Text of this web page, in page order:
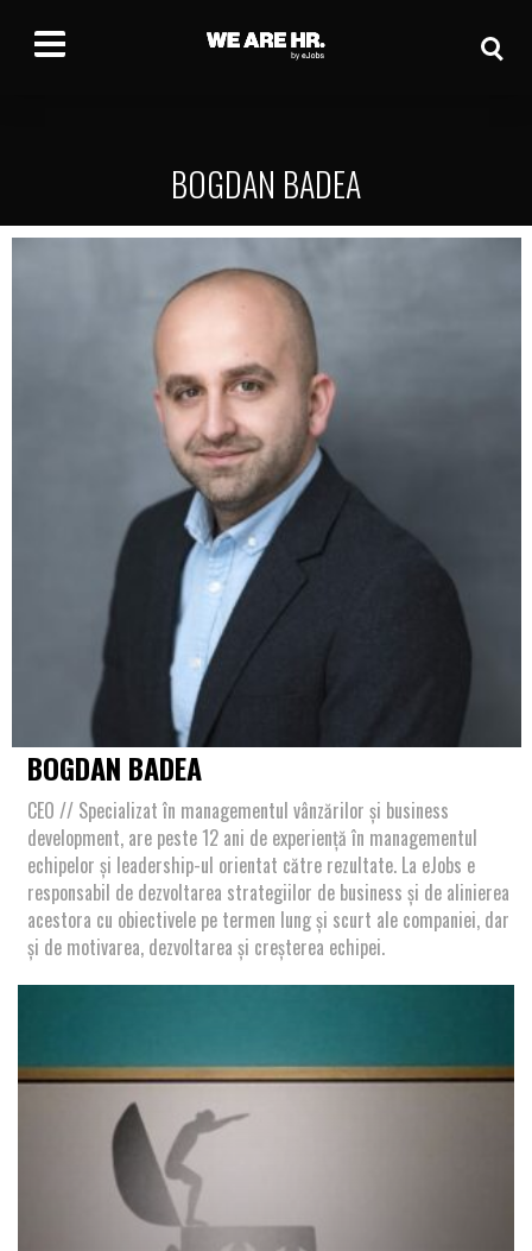
BOGDAN BADEA
BOGDAN BADEA
CEO // Specializat în managementul vânzărilor și business
development, are peste 12 ani de experiență în managementul
echipelor și leadership-ul orientat către rezultate. La eJobs e
responsabil de dezvoltarea strategiilor de business și de alinierea
acestora cu obiectivele pe termen lung și scurt ale companiei, dar
și de motivarea, dezvoltarea și creșterea echipei.